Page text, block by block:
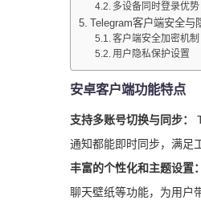
多设备同时登录优势
Telegram客户端安全与
客户端安全加密机制
用户隐私保护设置
安卓客户端功能特点
支持多账号切换与同步：
通知都能即时同步，满足
丰富的个性化和主题设置：
聊天壁纸等功能，为用户